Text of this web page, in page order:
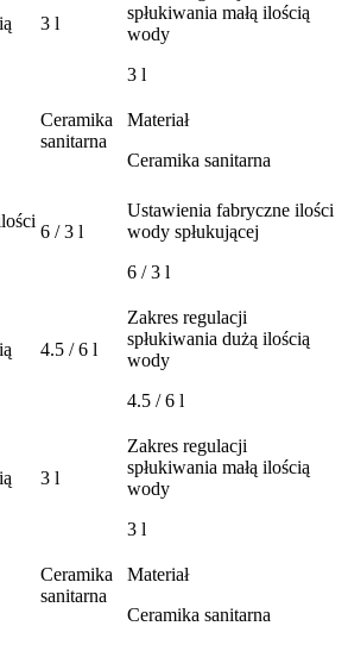
3 l
spłukiwania małą ilością
wody
3 l
Ceramika
sanitarna
Materiał
Ceramika sanitarna
6 / 3 l
Ustawienia fabryczne ilości
wody spłukującej
6 / 3 l
4.5 / 6 l
Zakres regulacji
spłukiwania dużą ilością
wody
4.5 / 6 l
3 l
Zakres regulacji
spłukiwania małą ilością
wody
3 l
Ceramika
sanitarna
Materiał
Ceramika sanitarna